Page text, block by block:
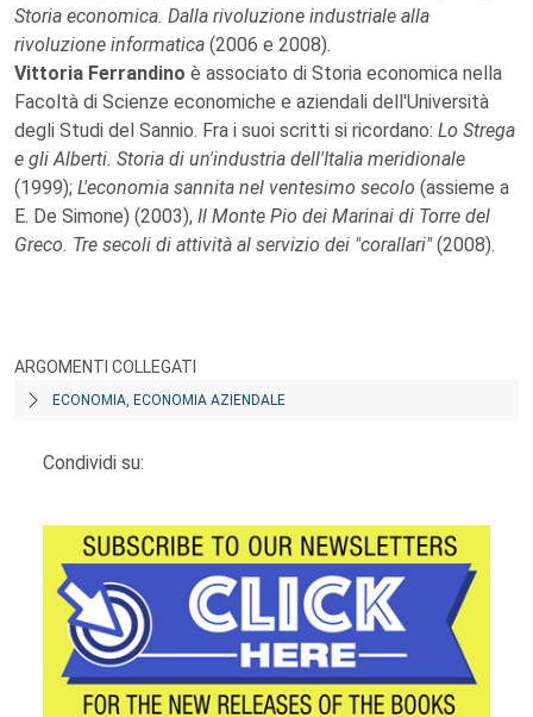
Storia economica. Dalla rivoluzione industriale alla
rivoluzione informatica (2006 e 2008).
Vittoria Ferrandino è associato di Storia economica nella
Facoltà di Scienze economiche e aziendali dell'Università
degli Studi del Sannio. Fra i suoi scritti si ricordano: Lo Strega
e gli Alberti. Storia di un'industria dell'Italia meridionale
(1999); L'economia sannita nel ventesimo secolo (assieme a
E. De Simone) (2003), Il Monte Pio dei Marinai di Torre del
Greco. Tre secoli di attività al servizio dei "corallari"(2008).
ARGOMENTI COLLEGATI
ECONOMIA, ECONOMIA AZIENDALE
Condividi su: